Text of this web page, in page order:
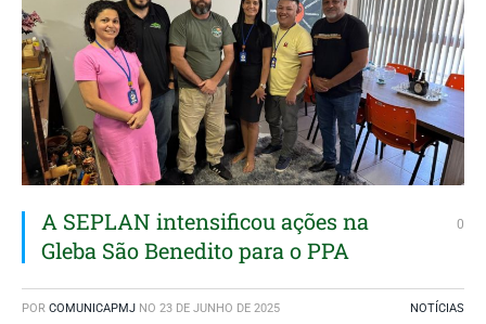
A SEPLAN intensificou ações na
Gleba São Benedito para o PPA
0
POR COMUNICAPMJ NO 23 DE JUNHO DE 2025 NOTÍCIAS